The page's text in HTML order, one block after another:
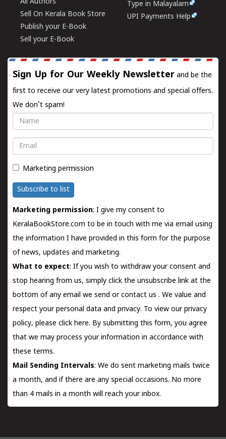
All Authors
Sell On Kerala Book Store
Publish your E-Book
Sell your E-Book
Type in Malayalam
UPI Payments Help
Sign Up for Our Weekly Newsletter and be the
first to receive our very latest promotions and special offers.
We don't spam!
Name
Email
Marketing permission
Subscribe to list
Marketing permission: I give my consent to
KeralaBookStore.com to be in touch with me via email using
the information I have provided in this form for the purpose
of news, updates and marketing.
What to expect: If you wish to withdraw your consent and
stop hearing from us, simply click the unsubscribe link at the
bottom of any email we send orcontact us . We value and
respect your personal data and privacy. To view our privacy
policy, please click here. By submitting this form, you agree
that we may process your information in accordance with
these terms.
Mail Sending Intervals: We do sent marketing mails twice
a month, and if there are any special occasions. No more
than 4 mails in a month will reach your inbox.